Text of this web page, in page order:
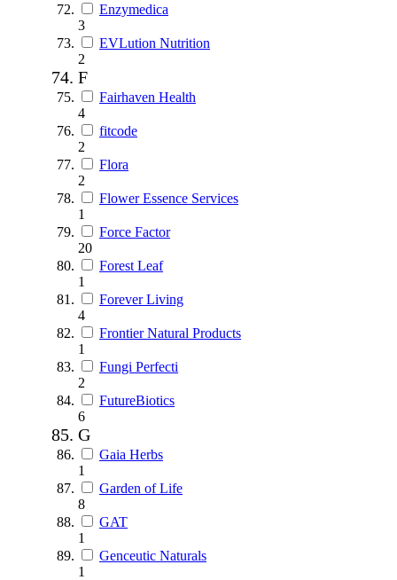
Enzymedica
3
EVLution Nutrition
2
F
Fairhaven Health
4
fitcode
2
Flora
2
Flower Essence Services
1
Force Factor
20
Forest Leaf
1
Forever Living
4
Frontier Natural Products
1
Fungi Perfecti
2
FutureBiotics
6
G
Gaia Herbs
1
Garden of Life
8
GAT
1
Genceutic Naturals
1